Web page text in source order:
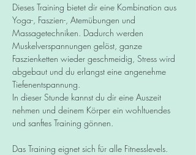
Dieses Training bietet dir eine Kombination aus
Yoga-, Faszien-, Atemübungen und
Massagetechniken. Dadurch werden
Muskelverspannungen gelöst, ganze
Faszienketten wieder geschmeidig, Stress wird
abgebaut und du erlangst eine angenehme
Tiefenentspannung.
In dieser Stunde kannst du dir eine Auszeit
nehmen und deinem Körper ein wohltuendes
und sanftes Training gönnen.
Das Training eignet sich für alle Fitnesslevels.